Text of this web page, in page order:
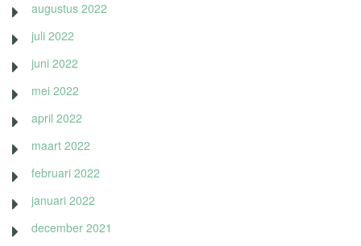
augustus 2022
juli 2022
juni 2022
mei 2022
april 2022
maart 2022
februari 2022
januari 2022
december 2021